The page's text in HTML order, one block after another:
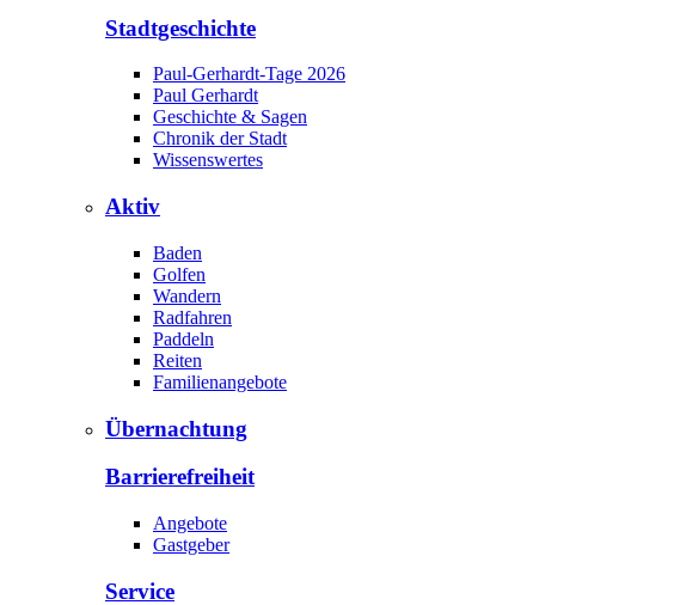
Stadtgeschichte
Paul-Gerhardt-Tage 2026
Paul Gerhardt
Geschichte & Sagen
Chronik der Stadt
Wissenswertes
Aktiv
Baden
Golfen
Wandern
Radfahren
Paddeln
Reiten
Familienangebote
Übernachtung
Barrierefreiheit
Angebote
Gastgeber
Service